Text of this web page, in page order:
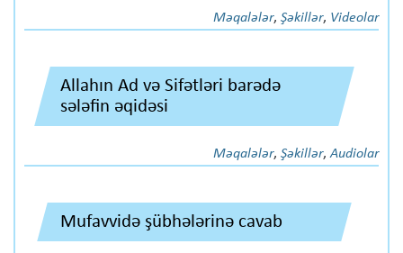
Məqalələr, Şəkillər, Videolar
Allahın Ad və Sifətləri barədə
sələfin əqidəsi
Məqalələr, Şəkillər,Audiolar
Mufavvidə şübhələrinə cavab